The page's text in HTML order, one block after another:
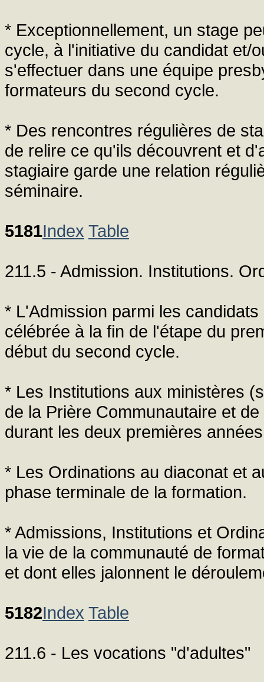
* Exceptionnellement, un stage
cycle, à l'initiative du candidat et/
s'effectuer dans une équipe
formateurs du second cycle.
* Des rencontres régulières de
de relire ce qu'ils découvrent et
stagiaire garde une relation
séminaire.
5181Index Table
211.5 - Admission. Institutions.
* L'Admission parmi les
célébrée à la fin de l'étape du
début du second cycle.
* Les Institutions aux ministères
de la Prière Communautaire et
durant les deux premières
* Les Ordinations au diaconat et
phase terminale de la formation.
* Admissions, Institutions et
la vie de la communauté de
et dont elles jalonnent le
5182Index Table
211.6 - Les vocations "d'adultes"